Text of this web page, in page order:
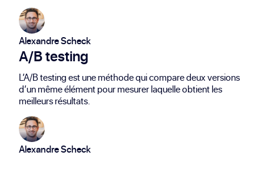
Alexandre Scheck
A/B testing
L’A/B testing est une méthode qui compare deux versions
d’un même élément pour mesurer laquelle obtient les
meilleurs résultats.
Alexandre Scheck